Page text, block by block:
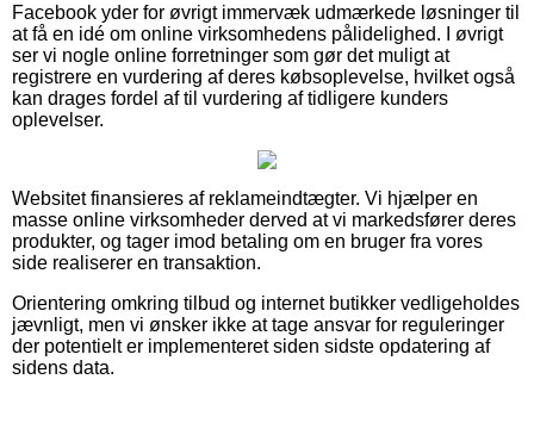
Facebook yder for øvrigt immervæk udmærkede løsninger til
at få en idé om online virksomhedens pålidelighed. I øvrigt
ser vi nogle online forretninger som gør det muligt at
registrere en vurdering af deres købsoplevelse, hvilket også
kan drages fordel af til vurdering af tidligere kunders
oplevelser.
Websitet finansieres af reklameindtægter. Vi hjælper en
masse online virksomheder derved at vi markedsfører deres
produkter, og tager imod betaling om en bruger fra vores
side realiserer en transaktion.
Orientering omkring tilbud og internet butikker vedligeholdes
jævnligt, men vi ønsker ikke at tage ansvar for reguleringer
der potentielt er implementeret siden sidste opdatering af
sidens data.